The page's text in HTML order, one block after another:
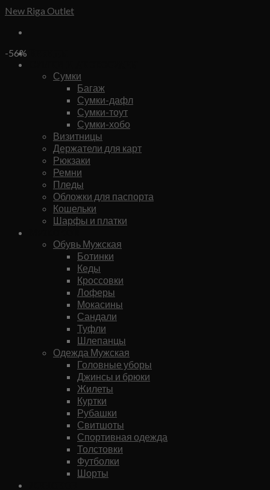
Skip
content
New Riga Outlet
Сумки
Багаж
Сумки-дафл
Сумки-тоут
Сумки-хобо
Визитницы
Держатели для карт
Рюкзаки
Ремни
Пледы
Обложки для паспорта
Кошельки
Шарфы и платки
Обувь Мужская
Ботинки
Кеды
Кроссовки
Лоферы
Мокасины
Сандали
Туфли
Шлепанцы
Одежда Мужская
Головные уборы
Джинсы и брюки
Жилеты
Куртки
Рубашки
Свитшоты
Спортивная одежда
Толстовки
Футболки
Шорты
-56%